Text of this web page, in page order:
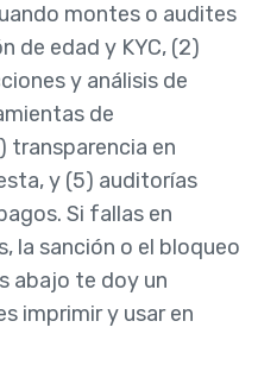
montes o audites
de edad y KYC, (2)
y análisis de
de
transparencia en
y (5) auditorías
Si fallas en
la sanción o el bloqueo
abajo te doy un
imprimir y usar en